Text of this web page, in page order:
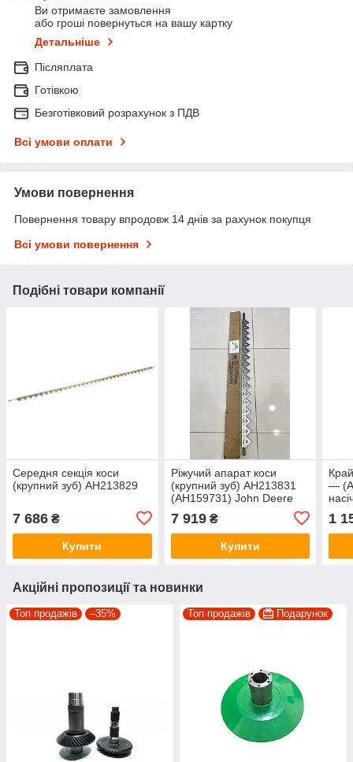
Ви отримаєте замовлення
або гроші повернуться на вашу картку
Детальніше
Післяплата
Готівкою
Безготівковий розрахунок з ПДВ
Всі умови оплати
Умови повернення
Повернення товару впродовж 14 днів за рахунок покупця
Всі умови повернення
Подібні товари компанії
Середня секція коси
(крупний зуб) AH213829
7 686 ₴
Купити
Ріжучий апарат коси
(крупний зуб) AH213831
(AH159731) John Deere
7 919₴
Купити
—
1
Акційні пропозиції та новинки
Топ продажів –35% Топ продажів Подарунок